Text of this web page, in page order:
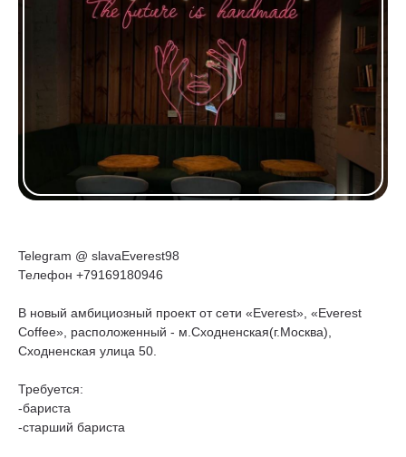
Telegram @ slavaEverest98
Телефон +79169180946
В новый амбициозный проект от сети «Everest», «Everest
Coffee», расположенный - м.Сходненская(г.Москва),
Сходненская улица 50.
Требуется:
-бариста
-старший бариста